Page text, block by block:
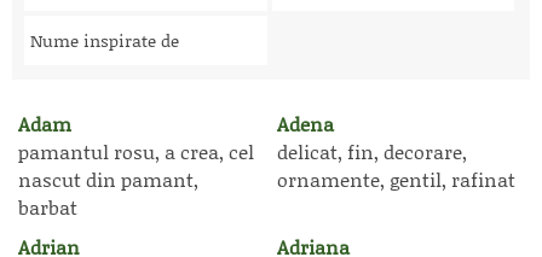
Nume inspirate de
Adam
pamantul rosu, a crea, cel
nascut din pamant,
barbat
Adena
delicat, fin, decorare,
ornamente, gentil, rafinat
Adrian
Adriana